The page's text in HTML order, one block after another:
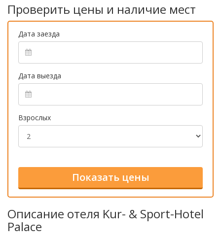
Проверить цены и наличие мест
Дата заезда
Дата выезда
Взрослых
Описание отеля Kur- & Sport-Hotel
Palace